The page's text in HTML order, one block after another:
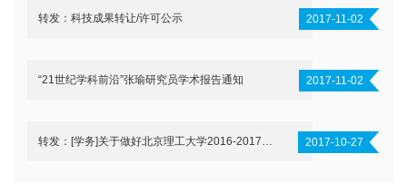
转发：科技成果转让/许可公示 2017-11-02
“21世纪学科前沿”张瑜研究员学术报告通知 2017-11-02
2017-10-27